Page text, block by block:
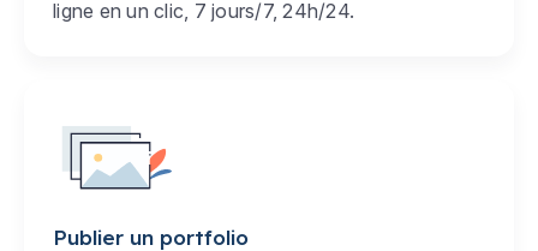
ligne en un clic, 7 jours/7, 24h/24.
Publier un portfolio